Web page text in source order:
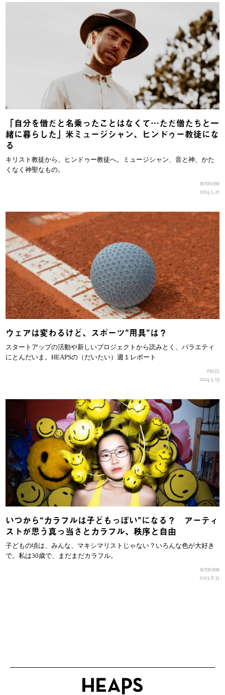
「自分を僧だと名乗ったことはなくて…ただ僧たちと一
緒に暮らした」米ミュージシャン、ヒンドゥー教徒にな
る
キリスト教徒から、ヒンドゥー教徒へ。ミュージシャン、音と神、かた
くなく神聖なもの。
INTERVIEW
2024.5.21
ウェアは変わるけど、スポーツ”用具”は？
スタートアップの活動や新しいプロジェクトから読みとく、バラエティ
にとんだいま。HEAPSの（だいたい）週１レポート
PIECES
2024.5.19
いつから“カラフルは子どもっぽい”になる？ アーティ
ストが思う真っ当さとカラフル、秩序と自由
子どもの頃は、みんな、マキシマリストじゃない？いろんな色が大好き
で。私は30歳で、まだまだカラフル。
INTERVIEW
2023.8.31